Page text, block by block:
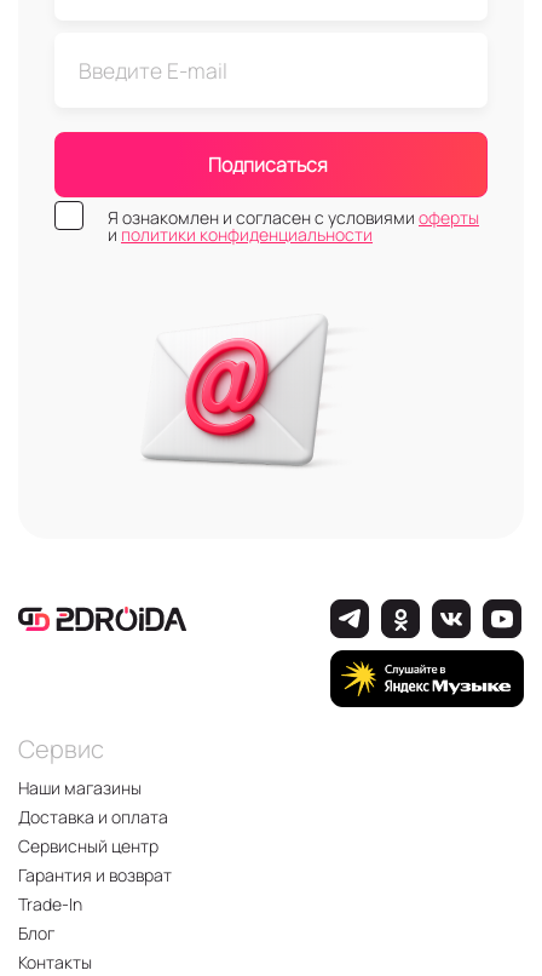
Подписаться
Я ознакомлен и согласен с условиями оферты
и политики конфиденциальности
Сервис
Наши магазины
Доставка и оплата
Сервисный центр
Гарантия и возврат
Trade-In
Блог
Контакты